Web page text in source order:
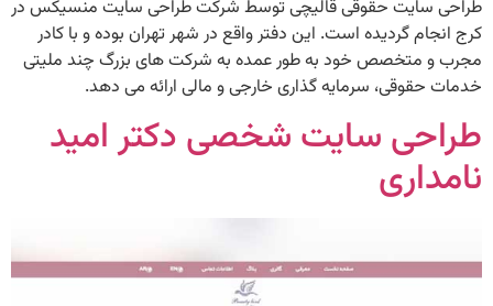
طراحی سایت حقوقی قالیچی توسط شرکت طراحی سایت منسیکس در
کرج انجام گردیده است. این دفتر واقع در شهر تهران بوده و با کادر
مجرب و متخصص خود به طور عمده به شرکت های بزرگ چند ملیتی
خدمات حقوقی، سرمایه گذاری خارجی و مالی ارائه می دهد.
طراحی سایت شخصی دکتر امید
نامداری